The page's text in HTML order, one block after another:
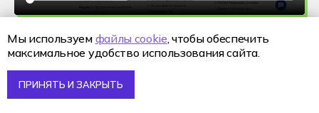
Мы используем файлы cookie, чтобы обеспечить
максимальное удобство использования сайта.
ПРИНЯТЬ И ЗАКРЫТЬ